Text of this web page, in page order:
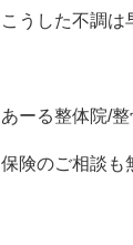
こうした不調は
あーる整体院/
保険のご相談も